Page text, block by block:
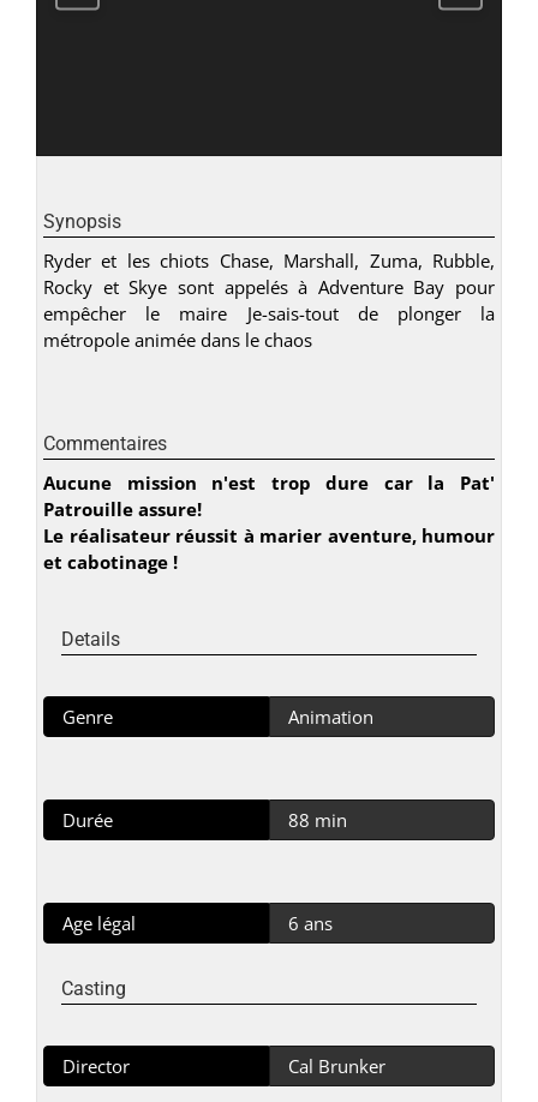
Synopsis
Ryder et les chiots Chase, Marshall, Zuma, Rubble,
Rocky et Skye sont appelés à Adventure Bay pour
empêcher le maire Je-sais-tout de plonger la
métropole animée dans le chaos
Commentaires
Aucune mission n'est trop dure car la Pat'
Patrouille assure!
Le réalisateur réussit à marier aventure, humour
et cabotinage !
Details
Genre Animation
Durée 88 min
Age légal 6 ans
Casting
Director Cal Brunker